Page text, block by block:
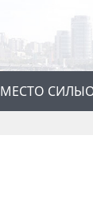
МЕСТО СИЛЫ